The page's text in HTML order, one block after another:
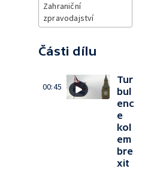
Zahraniční
zpravodajství
Části dílu
00:45
Tur
bul
enc
e
kol
em
bre
xit